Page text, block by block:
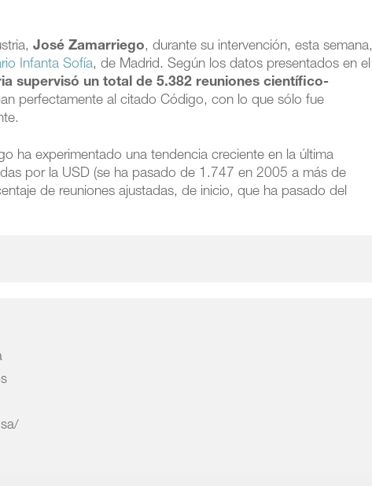
José Zamarriego, durante su intervención, esta semana,
Infanta Sofía, de Madrid. Según los datos presentados en el
supervisó un total de 5.382 reuniones científico-
perfectamente al citado Código, con lo que sólo fue
ha experimentado una tendencia creciente en la última
por la USD (se ha pasado de 1.747 en 2005 a más de
de reuniones ajustadas, de inicio, que ha pasado del